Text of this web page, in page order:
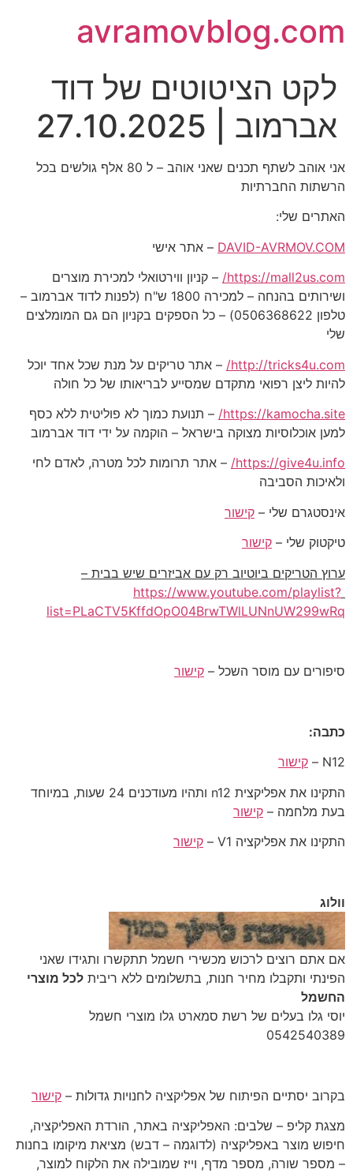
avramovblog.com
לקט הציטוטים של דוד
אברמוב | 27.10.2025
אני אוהב לשתף תכנים שאני אוהב – ל 80 אלף גולשים בכל
הרשתות החברתיות
האתרים שלי:
DAVID-AVRMOV.COM – אתר אישי
https://mall2us.com/ – קניון ווירטואלי למכירת מוצרים
ושירותים בהנחה – למכירה 1800 ש"ח (לפנות לדוד אברמוב –
טלפון 0506368622) – כל הספקים בקניון הם גם המומלצים
שלי
http://tricks4u.com/ – אתר טריקים על מנת שכל אחד יוכל
להיות ליצן רפואי מתקדם שמסייע לבריאותו של כל חולה
https://kamocha.site/ – תנועת כמוך לא פוליטית ללא כסף
למען אוכלוסיות מצוקה בישראל – הוקמה על ידי דוד אברמוב
https://give4u.info/ – אתר תרומות לכל מטרה, לאדם לחי
ולאיכות הסביבה
אינסטגרם שלי – קישור
טיקטוק שלי – קישור
ערוץ הטריקים ביוטיוב רק עם אביזרים שיש בבית –
https://www.youtube.com/playlist?
list=PLaCTV5KffdOpO04BrwTWlLUNnUW299wRq
סיפורים עם מוסר השכל – קישור
כתבה:
N12 –
קישור
התקינו את אפליקצית n12 ותהיו מעודכנים 24 שעות, במיוחד
בעת מלחמה – קישור
התקינו את אפליקציה V1 –
קישור
וולוג
‎אם אתם רוצים לרכוש מכשירי חשמל תתקשרו ותגידו שאני
הפינתי ותקבלו מחיר חנות, בתשלומים ללא ריבית לכל מוצרי
החשמל
יוסי גלו בעלים של רשת סמארט גלו מוצרי חשמל
‎0542540389‎
בקרוב יסתיים הפיתוח של אפליקציה לחנויות גדולות – קישור
מצגת קליפ – שלבים: האפליקציה באתר, הורדת האפליקציה,
חיפוש מוצר באפליקציה (לדוגמה – דבש) מציאת מיקומו בחנות
– מספר שורה, מספר מדף, וייז שמובילה את הלקוח למוצר,